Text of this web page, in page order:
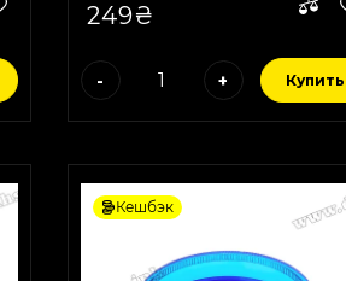
249₴
- + Купить
Кешбэк